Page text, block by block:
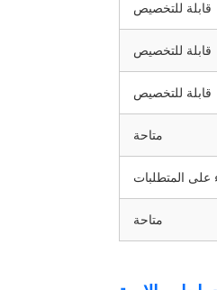
قابلة للتخصيص
قابلة للتخصيص
قابلة للتخصيص
متاحة
على المتطلبات
متاحة